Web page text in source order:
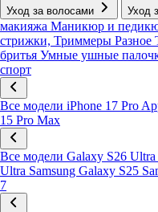
Уход за волосами Уход
макияжа Маникюр и
стрижки, Триммеры Разное
бритья Умные ушные
спорт
Все модели iPhone 17 Pro
15 Pro Max
Все модели Galaxy S26 Ultra
Ultra Samsung Galaxy S25
7